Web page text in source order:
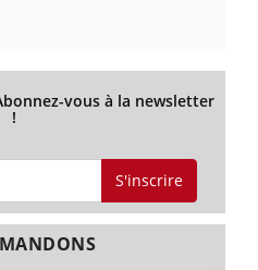
vous à la newsletter
!
S'inscrire